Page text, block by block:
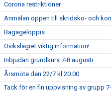
Corona restriktioner
Anmälan öppen till skridsko- och
Bagageloppis
Övikslägret viktig information!
Inbjudan grundkurs 7-8 augusti
Årsmöte den 22/7 kl 20.00
Tack för en fin uppvisning av grupp